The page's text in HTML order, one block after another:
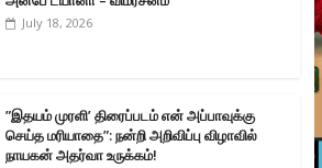
July 18, 2026
”இதயம் முரளி’ திரைப்படம் என் அப்பாவுக்கு
செய்த மரியாதை”: நன்றி அறிவிப்பு விழாவில்
நாயகன் அதர்வா உருக்கம்!